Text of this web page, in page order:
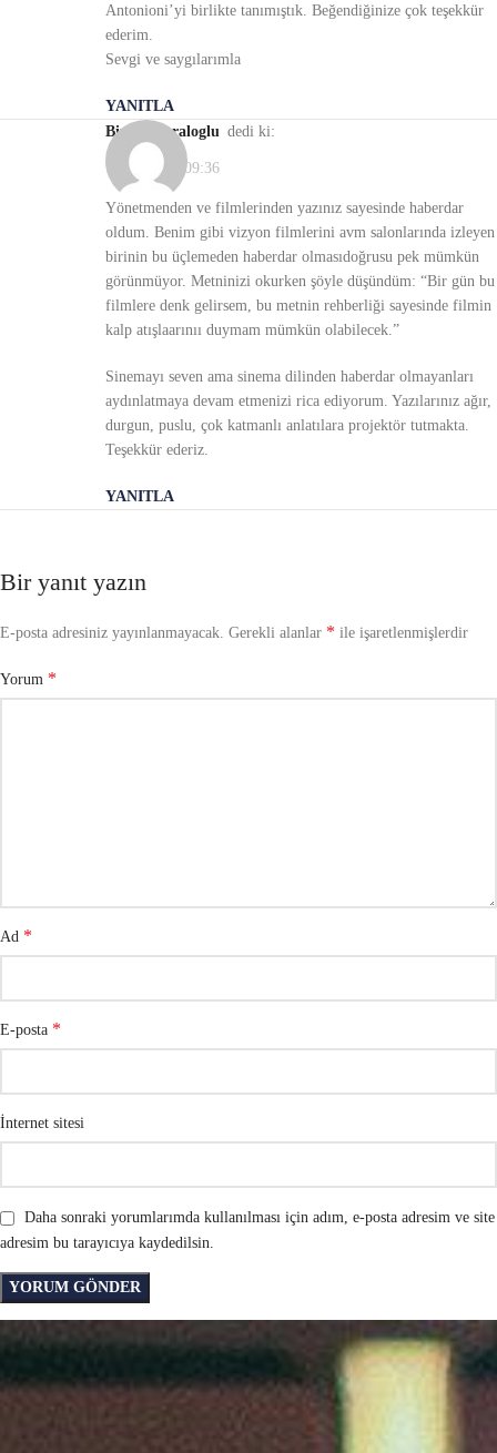
Antonioni’yi birlikte tanımıştık. Beğendiğinize çok teşekkür
ederim.
Sevgi ve saygılarımla
YANITLA
Birsen Karaloglu dedi ki:
19/11/2021, 09:36
Yönetmenden ve filmlerinden yazınız sayesinde haberdar
oldum. Benim gibi vizyon filmlerini avm salonlarında izleyen
birinin bu üçlemeden haberdar olmasıdoğrusu pek mümkün
görünmüyor. Metninizi okurken şöyle düşündüm: “Bir gün bu
filmlere denk gelirsem, bu metnin rehberliği sayesinde filmin
kalp atışlaarınıı duymam mümkün olabilecek.”
Sinemayı seven ama sinema dilinden haberdar olmayanları
aydınlatmaya devam etmenizi rica ediyorum. Yazılarınız ağır,
durgun, puslu, çok katmanlı anlatılara projektör tutmakta.
Teşekkür ederiz.
YANITLA
Bir yanıt yazın
E-posta adresiniz yayınlanmayacak. Gerekli alanlar * ile işaretlenmişlerdir
Yorum *
Ad *
E-posta *
İnternet sitesi
Daha sonraki yorumlarımda kullanılması için adım, e-posta adresim ve site
adresim bu tarayıcıya kaydedilsin.